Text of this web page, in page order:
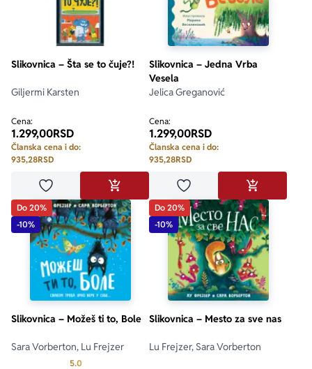
Slikovnica – Šta se to čuje?!
Giljermi Karsten
Cena:
1.299,00RSD
Članska cena i do:
935,28RSD
Dodaj u omiljeneDODAJ U KORPU
Slikovnica – Jedna Vrba
Vesela
Jelica Greganović
Cena:
1.299,00RSD
Članska cena i do:
935,28RSD
Dodaj u omiljeneDODAJ U
Do 20%
-10%
Slikovnica – Možeš ti to, Bole
Sara Vorberton, Lu Frejzer
5.0
Do 20%
-10%
Slikovnica – Mesto za sve nas
Lu Frejzer, Sara Vorberton